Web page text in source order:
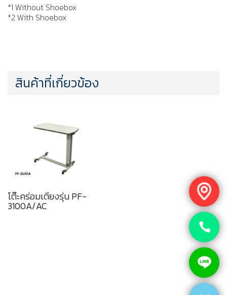
*1 Without Shoebox
*2 With Shoebox
สินค้าที่เกี่ยวข้อง
โต๊ะคร่อมเตียงรุ่น PF-
3100A/AC